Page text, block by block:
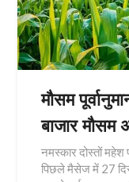
मौसम
बाजार मौसम
नमस्कार दोस्तों महेश
पिछले मैसेज में 27